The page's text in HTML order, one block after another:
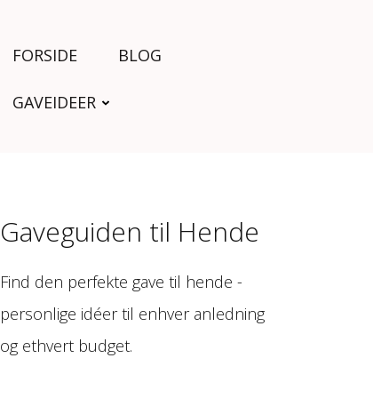
FORSIDE BLOG
GAVEIDEER
Gaveguiden til Hende
Find den perfekte gave til hende -
personlige idéer til enhver anledning
og ethvert budget.